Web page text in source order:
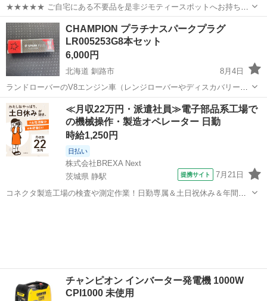
★★★★★ ご自宅にある不要品を是非ジモティースポットへお持ち込
みしませんか？ 家電、趣味・スポーツ・レジャー用品、こども用品、
衣料服飾品、生活雑貨、家具、本、CD・DVDなどが無料でまとめて持
ち込めます！ ※詳細はこ...
神奈川 藤沢市
CHAMPION プラチナスパークプラグ
LR005253G8本セット
6,000円
北海道 釧路市
8月4日
ランドローバーのV8エンジン車（レンジローバーやディスカバリー3
など）に使用されるチャンピオン（CHAMPION）製の純正互換プラグ
です。 購入後不要になりましたので出品しました。 対応車種につきま
しては購入者様にてご確認お...
北海道 釧路市 メンテナンス用品
≪月収22万円・派遣社員≫電子部品系工場で
の機械操作・製造オペレーター 日勤
時給1,250円
日払い
株式会社BREXA Next
茨城県 静駅
提携サイト 7月21日
コネクタ製造工場の検査や測定作業！日勤専属＆土日祝休み＆年間休
チャンピオン インバーター発電機 1000W
CPI1000 未使用